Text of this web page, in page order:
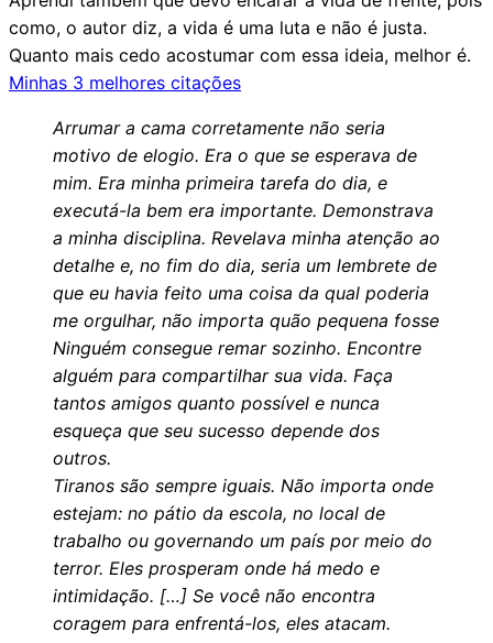
como, o autor diz, a vida é uma luta e não é justa.
Quanto mais cedo acostumar com essa ideia, melhor é.
Minhas 3 melhores citações
Arrumar a cama corretamente não seria
motivo de elogio. Era o que se esperava de
mim. Era minha primeira tarefa do dia, e
executá-la bem era importante. Demonstrava
a minha disciplina. Revelava minha atenção ao
detalhe e, no fim do dia, seria um lembrete de
que eu havia feito uma coisa da qual poderia
me orgulhar, não importa quão pequena fosse
Ninguém consegue remar sozinho. Encontre
alguém para compartilhar sua vida. Faça
tantos amigos quanto possível e nunca
esqueça que seu sucesso depende dos
outros.
Tiranos são sempre iguais. Não importa onde
estejam: no pátio da escola, no local de
trabalho ou governando um país por meio do
terror. Eles prosperam onde há medo e
intimidação. […] Se você não encontra
coragem para enfrentá-los, eles atacam.